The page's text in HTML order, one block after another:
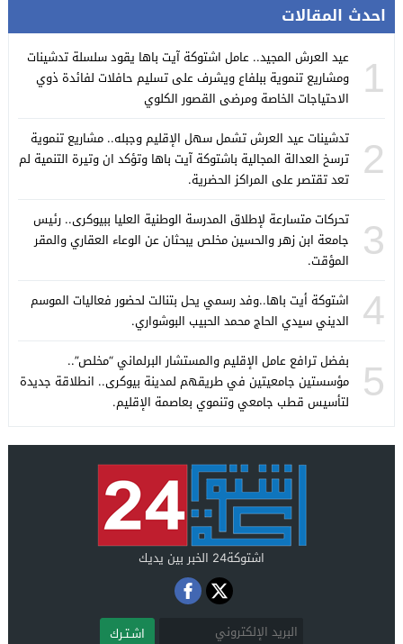
احدث المقالات
1
عيد العرش المجيد.. عامل اشتوكة آيت باها يقود سلسلة تدشينات
ومشاريع تنموية ببلفاع ويشرف على تسليم حافلات لفائدة ذوي
الاحتياجات الخاصة ومرضى القصور الكلوي
2
تدشينات عيد العرش تشمل سهل الإقليم وجبله.. مشاريع تنموية
ترسخ العدالة المجالية باشتوكة آيت باها وتؤكد ان وتيرة التنمية لم
تعد تقتصر على المراكز الحضرية.
3
تحركات متسارعة لإطلاق المدرسة الوطنية العليا ببيوكرى.. رئيس
جامعة ابن زهر والحسين مخلص يبحثان عن الوعاء العقاري والمقر
المؤقت.
4
اشتوكة أيت باها..وفد رسمي يحل بتنالت لحضور فعاليات الموسم
الديني سيدي الحاج محمد الحبيب البوشواري.
5
بفضل ترافع عامل الإقليم والمستشار البرلماني “مخلص”..
مؤسستين جامعيتين في طريقهم لمدينة بيوكرى.. انطلاقة جديدة
لتأسيس قطب جامعي وتنموي بعاصمة الإقليم.
اشتوكة24 الخبر بين يديك
اشـتـرك